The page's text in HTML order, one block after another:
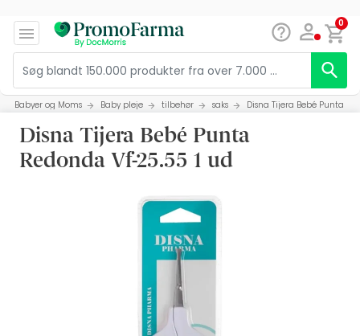
0
Babyer og Moms Baby pleje tilbehør saks Disna Tijera Bebé Punta
Disna Tijera Bebé Punta
Redonda Vf-25.55 1 ud